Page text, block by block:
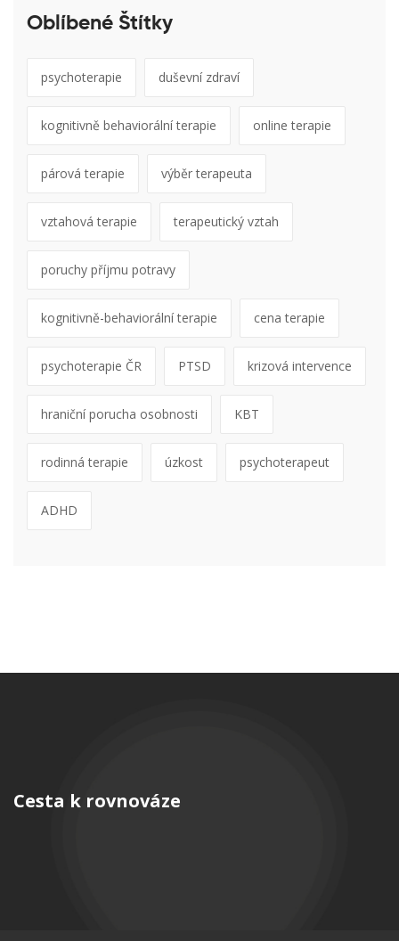
Oblíbené Štítky
psychoterapie duševní zdraví
kognitivně behaviorální terapie online terapie
párová terapie výběr terapeuta
vztahová terapie terapeutický vztah
poruchy příjmu potravy
kognitivně-behaviorální terapie cena terapie
psychoterapie ČR PTSD krizová intervence
hraniční porucha osobnosti KBT
rodinná terapie úzkost psychoterapeut
ADHD
Cesta k rovnováze